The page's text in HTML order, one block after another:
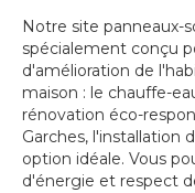
Notre site panneaux-
spécialement conçu
d'amélioration de
maison : le chauffe-
rénovation éco-
Garches, l'installation
option idéale. Vous
d'énergie et respect